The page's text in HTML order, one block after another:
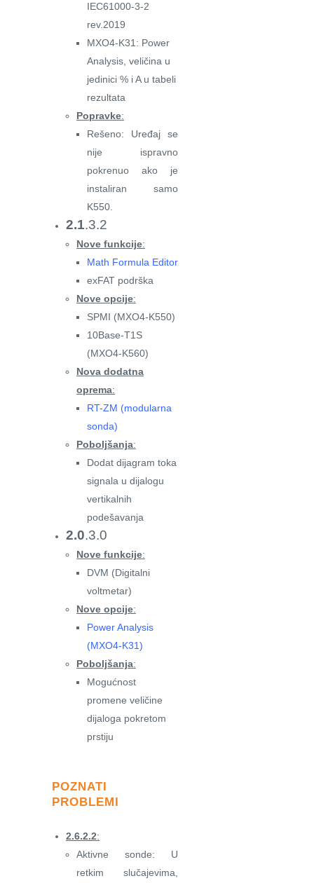
IEC61000-3-2
rev.2019
MXO4-K31: Power
Analysis, veličina u
jedinici % i A u tabeli
rezultata
Popravke:
Rešeno: Uređaj se
nije ispravno
pokrenuo ako je
instaliran samo
K550.
2.1.3.2
Nove funkcije:
Math Formula Editor
exFAT podrška
Nove opcije:
SPMI (MXO4-K550)
10Base-T1S
(MXO4-K560)
Nova dodatna
oprema:
RT-ZM (modularna
sonda)
Poboljšanja:
Dodat dijagram toka
signala u dijalogu
vertikalnih
podešavanja
2.0.3.0
Nove funkcije:
DVM (Digitalni
voltmetar)
Nove opcije:
Power Analysis
(MXO4-K31)
Poboljšanja:
Mogućnost
promene veličine
dijaloga pokretom
prstiju
POZNATI
PROBLEMI
2.6.2.2:
Aktivne sonde: U
retkim slučajevima,